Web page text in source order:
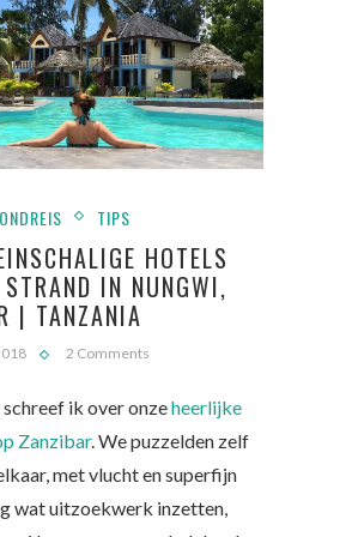
TIPS
HOTELS
IN NUNGWI,
| TANZANIA
2 Comments
ik over onzeheerlijke
Zanzibar. We puzzelden zelf
met vlucht en superfijn
wat uitzoekwerk inzetten,